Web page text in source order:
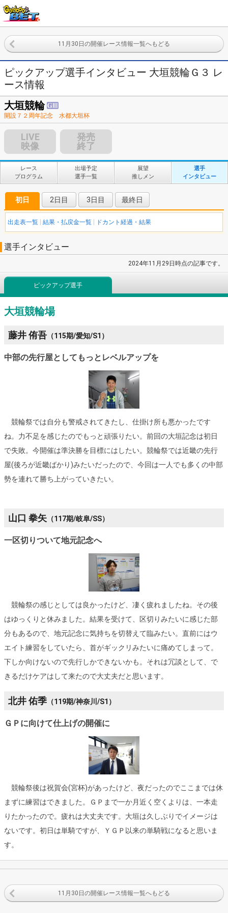
11月30日の開催レース情報一覧へもどる
ピックアップ選手インタビュー 大垣競輪Ｇ３ レ
ース情報
大垣競輪
開設７２周年記念 水都大垣杯
LIVE
映像
発売
終了
レース
プログラム
出場予定
選手一覧
展望
推しメン
選手
インタビュー
初日
出走表一覧 結果・払戻金一覧 ドカント経過・結果
2日目 3日目 最終日
選手インタビュー
2024年11月29日時点の記事です。
ピックアップ選手
大垣競輪場
藤井 侑吾 （115期/愛知/S1）
中部の先行屋としてもっとレベルアップを
競輪祭では自分も警戒されてきたし、仕掛け所も悪かったです
ね。力不足を感じたのでもっと頑張りたい。前回の大垣記念は初日
で失敗。今開催は準決勝を目標にはしたい。競輪祭では近畿の先行
屋(後ろが近畿ばかり)みたいだったので、今回は一人でも多くの中部
勢を連れて勝ち上がっていきたい。
山口 拳矢 （117期/岐阜/SS）
一区切りついて地元記念へ
競輪祭の感じとしては良かったけど、凄く疲れましたね。その後
はゆっくりと休みました。結果を受けて、区切りみたいに感じた部
分もあるので、地元記念に気持ちを切替えて臨みたい。直前にはウ
エイト練習をしていたら、首がギックリみたいに痛めてしまって。
下しか向けないので先行しかできないかも。それは冗談として、で
きるだけケアはして来たので大丈夫だと思います。
北井 佑季 （119期/神奈川/S1）
ＧＰに向けて仕上げの開催に
競輪祭後は祝賀会(宮杯)があったけど、夜だったのでここまでは休
まずに練習はできました。ＧＰまで一か月近く空くよりは、一本走
りたかったので。疲れは大丈夫です。大垣は久しぶりでイメージは
ないです。初日は単騎ですが、ＹＧＰ以来の単騎戦になると思いま
す。
11月30日の開催レース情報一覧へもどる